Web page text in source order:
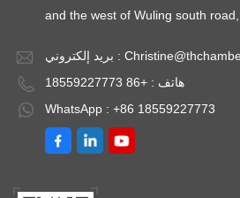
and the west of Wuling south road,
بريد إلكتروني :
هاتف : +86 18559227773
WhatsApp : +86 18559227773